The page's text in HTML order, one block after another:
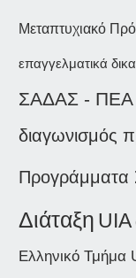
Μεταπτυχιακό
επαγγελματικά
ΣΑΔΑΣ - ΠΕΑ
διαγωνισμός
Διάταξη UIA
Ελληνικό Τμήμα